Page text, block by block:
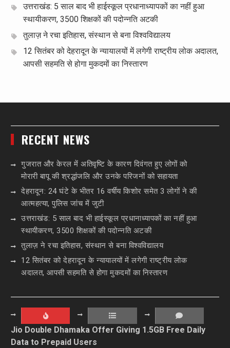
उत्तराखंड: 5 साल बाद भी हाईस्कूल प्रधानाध्यापकों का नहीं हुआ
स्थायीकरण, 3500 शिक्षकों की पदोन्नति अटकी
तुलाज़ ने रचा इतिहास, संस्थान से बना विश्वविद्यालय
12 सितंबर को देहरादून के न्यायालयों में लगेगी राष्ट्रीय लोक अदालत,
आपसी सहमति से होगा मुकदमों का निस्तारण
RECENT NEWS
गुजरात और केरल में अतिवृष्टि के कारण दिवंगत हुए लोगों को
मोरारी बापू की श्रद्धांजलि और उनके परिजनों को सहायता
देहरादून: 24 घंटे के भीतर 16 वर्षीय किशोर समेत 3 लोगों ने की
आत्महत्या, पुलिस जांच में जुटी
उत्तराखंड: 5 साल बाद भी हाईस्कूल प्रधानाध्यापकों का नहीं हुआ
स्थायीकरण, 3500 शिक्षकों की पदोन्नति अटकी
तुलाज़ ने रचा इतिहास, संस्थान से बना विश्वविद्यालय
12 सितंबर को देहरादून के न्यायालयों में लगेगी राष्ट्रीय लोक
अदालत, आपसी सहमति से होगा मुकदमों का निस्तारण
Jio Double Dhamaka Offer Giving 1.5GB Free Daily
Data to Prepaid Users